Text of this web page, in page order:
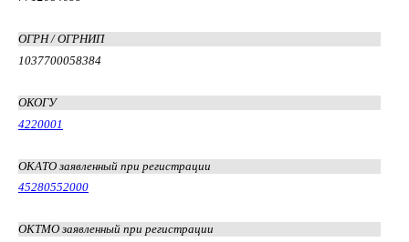
ОГРН / ОГРНИП
1037700058384
ОКОГУ
4220001
ОКАТО заявленный при регистрации
45280552000
ОКТМО заявленный при регистрации